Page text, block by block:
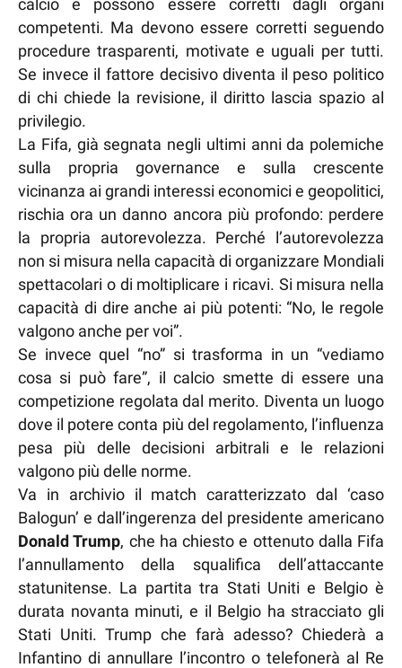
calcio e possono essere corretti dagli organi
competenti. Ma devono essere corretti seguendo
procedure trasparenti, motivate e uguali per tutti.
Se invece il fattore decisivo diventa il peso politico
di chi chiede la revisione, il diritto lascia spazio al
privilegio.
La Fifa, già segnata negli ultimi anni da polemiche
sulla propria governance e sulla crescente
vicinanza ai grandi interessi economici e geopolitici,
rischia ora un danno ancora più profondo: perdere
la propria autorevolezza. Perché l’autorevolezza
non si misura nella capacità di organizzare Mondiali
spettacolari o di moltiplicare i ricavi. Si misura nella
capacità di dire anche ai più potenti: “No, le regole
valgono anche per voi”.
Se invece quel “no” si trasforma in un “vediamo
cosa si può fare”, il calcio smette di essere una
competizione regolata dal merito. Diventa un luogo
dove il potere conta più del regolamento, l’influenza
pesa più delle decisioni arbitrali e le relazioni
valgono più delle norme.
Va in archivio il match caratterizzato dal ‘caso
Balogun’ e dall’ingerenza del presidente americano
Donald Trump, che ha chiesto e ottenuto dalla Fifa
l’annullamento della squalifica dell’attaccante
statunitense. La partita tra Stati Uniti e Belgio è
durata novanta minuti, e il Belgio ha stracciato gli
Stati Uniti. Trump che farà adesso? Chiederà a
Infantino di annullare l’incontro o telefonerà al Re